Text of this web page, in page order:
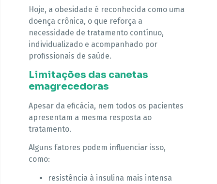
Hoje, a obesidade é reconhecida como uma
doença crônica, o que reforça a
necessidade de tratamento contínuo,
individualizado e acompanhado por
profissionais de saúde.
Limitações das canetas
emagrecedoras
Apesar da eficácia, nem todos os pacientes
apresentam a mesma resposta ao
tratamento.
Alguns fatores podem influenciar isso,
como:
resistência à insulina mais intensa